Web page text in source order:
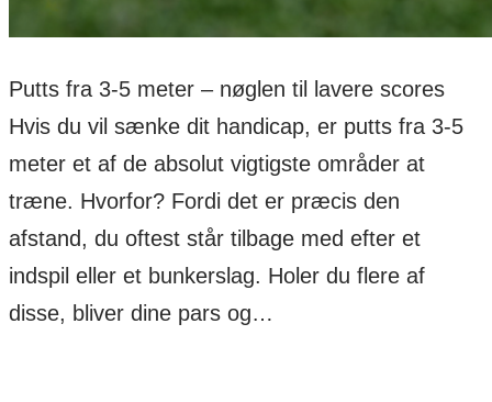
Putts fra 3-5 meter – nøglen til lavere scores
Hvis du vil sænke dit handicap, er putts fra 3-5
meter et af de absolut vigtigste områder at
træne. Hvorfor? Fordi det er præcis den
afstand, du oftest står tilbage med efter et
indspil eller et bunkerslag. Holer du flere af
disse, bliver dine pars og…